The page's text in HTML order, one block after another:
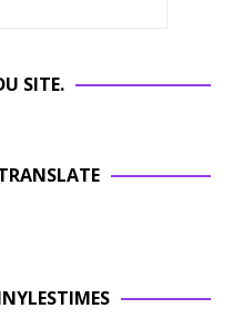
SITE.